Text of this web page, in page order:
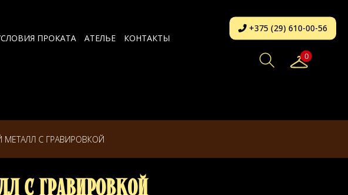
ПРОКАТА АТЕЛЬЕ КОНТАКТЫ
+375 (29) 610-00-56
0
С ГРАВИРОВКОЙ
с Гравировкой